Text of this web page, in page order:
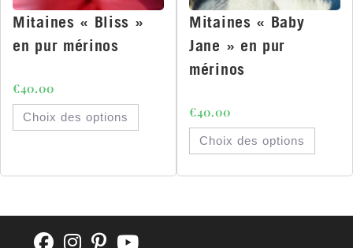
Mitaines « Bliss »
en pur mérinos
€40.00
Choix des options
Mitaines « Baby
Jane » en pur
mérinos
€40.00
Choix des options